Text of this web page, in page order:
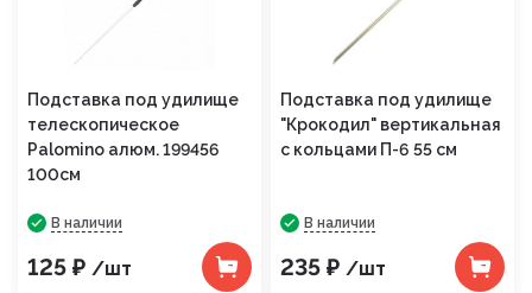
Подставка под удилище
телескопическое
Palomino алюм. 199456
100см
В наличии
125 ₽ /шт
Подставка под удилище
"Крокодил" вертикальная
с кольцами П-6 55 см
В наличии
235 ₽ /шт